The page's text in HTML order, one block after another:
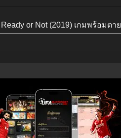
Ready or Not (2019) เกมพร้อมตาย